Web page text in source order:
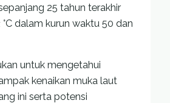
25 tahun terakhir
dalam kurun waktu 50 dan
untuk mengetahui
kenaikan muka laut
ini serta potensi